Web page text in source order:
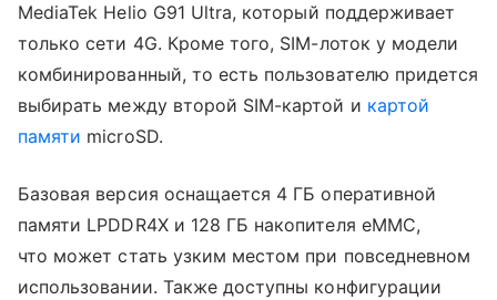
MediaTek Helio G91 Ultra, который поддерживает
только сети 4G. Кроме того, SIM-лоток у модели
комбинированный, то есть пользователю придется
выбирать между второй SIM-картой и картой
памяти microSD.
Базовая версия оснащается 4 ГБ оперативной
памяти LPDDR4X и 128 ГБ накопителя eMMC,
что может стать узким местом при повседневном
использовании. Также доступны конфигурации